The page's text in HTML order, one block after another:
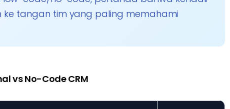
ke tangan tim yang paling memahami
vs No-Code CRM